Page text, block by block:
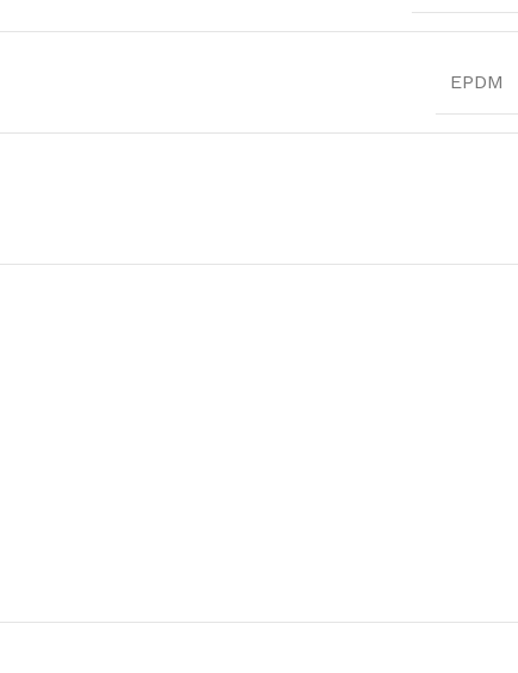
EPDM